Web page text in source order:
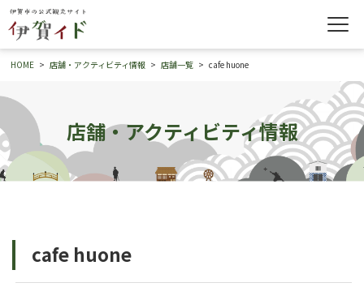
HOME 店舗・アクティビティ情報 店舗一覧 cafe huone
店舗・アクティビティ情報
cafe huone